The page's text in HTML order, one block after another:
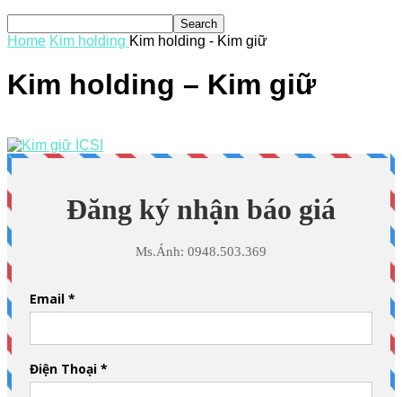
Home Kim holding Kim holding - Kim giữ
Kim holding – Kim giữ